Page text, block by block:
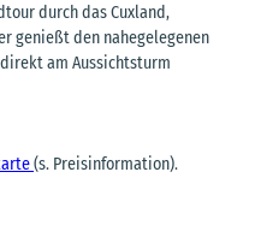
durch das Cuxland,
genießt den nahegelegenen
am Aussichtsturm
(s. Preisinformation).